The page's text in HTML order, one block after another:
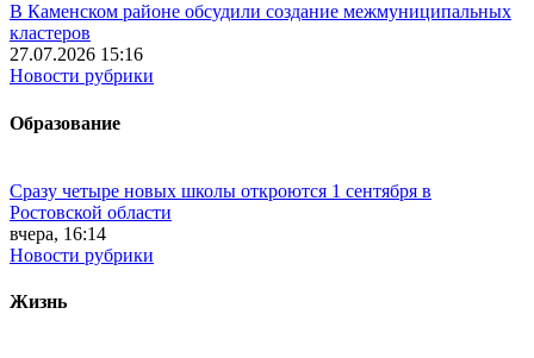
В Каменском районе обсудили создание межмуниципальных
кластеров
27.07.2026 15:16
Новости рубрики
Образование
Сразу четыре новых школы откроются 1 сентября в
Ростовской области
вчера, 16:14
Новости рубрики
Жизнь